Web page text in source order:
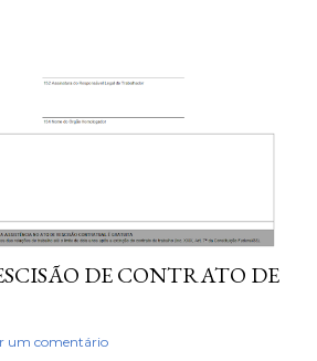
DE CONTRATO DE
um comentário